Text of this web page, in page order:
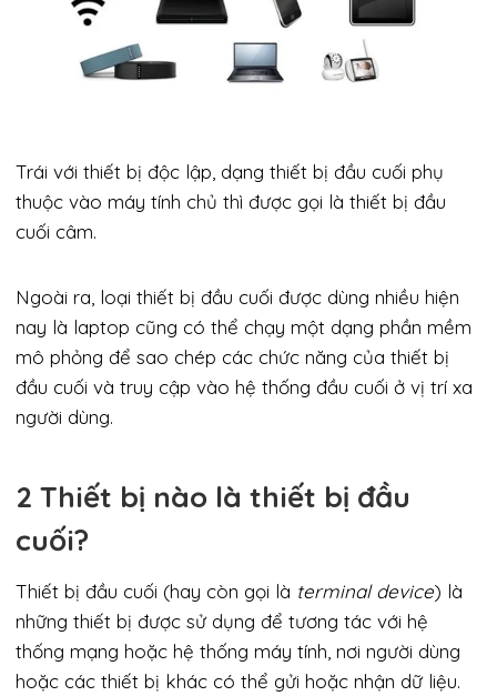
Trái với thiết bị độc lập, dạng thiết bị đầu cuối phụ
thuộc vào máy tính chủ thì được gọi là thiết bị đầu
cuối câm.
Ngoài ra, loại thiết bị đầu cuối được dùng nhiều hiện
nay là laptop cũng có thể chạy một dạng phần mềm
mô phỏng để sao chép các chức năng của thiết bị
đầu cuối và truy cập vào hệ thống đầu cuối ở vị trí xa
người dùng.
2 Thiết bị nào là thiết bị đầu
cuối?
Thiết bị đầu cuối (hay còn gọi là terminal device) là
những thiết bị được sử dụng để tương tác với hệ
thống mạng hoặc hệ thống máy tính, nơi người dùng
hoặc các thiết bị khác có thể gửi hoặc nhận dữ liệu.